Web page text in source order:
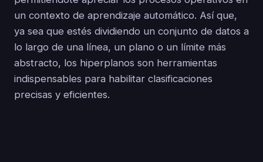
un contexto de aprendizaje automático. Así que,
ya sea que estés dividiendo un conjunto de datos a
lo largo de una línea, un plano o un límite más
abstracto, los hiperplanos son herramientas
indispensables para habilitar clasificaciones
precisas y eficientes.